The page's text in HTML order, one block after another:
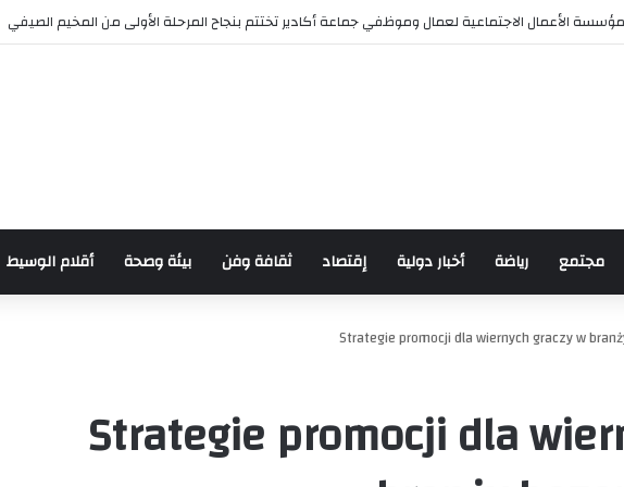
مؤسسة الأعمال الاجتماعية لعمال وموظفي جماعة أكادير تختتم بنجاح المرحلة الأولى من المخيم الصيفي
مجتمع رياضة أخبار دولية إقتصاد ثقافة وفن بيئة وصحة أقلام الوسيط
Strategie promocji dla wiernych graczy w
Strategie promocji dla